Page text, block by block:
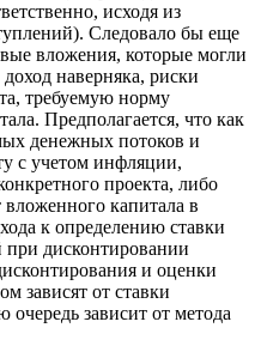
исходя из
Следовало бы еще
вложения, которые могли
наверняка, риски
требуемую норму
Предполагается, что как
денежных потоков и
с учетом инфляции,
проекта, либо
капитала в
к определению ставки
при дисконтировании
и оценки
зависят от ставки
очередь зависит от метода